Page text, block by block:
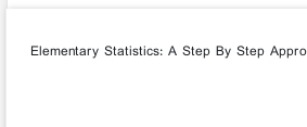
Elementary Statistics: A Step By Step